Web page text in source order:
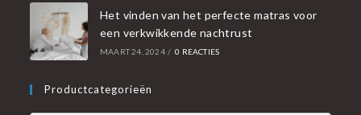
Het vinden van het perfecte matras voor
een verkwikkende nachtrust
MAART 24, 2024 / 0 REACTIES
Productcategorieën